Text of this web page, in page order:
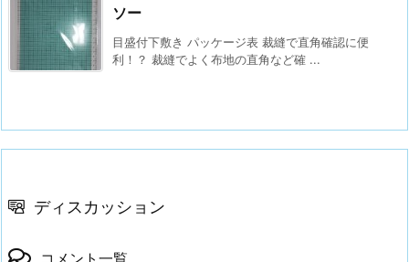
ソー
目盛付下敷き パッケージ表 裁縫で直角確認に便
利！？ 裁縫でよく布地の直角など確 ...
ディスカッション
コメント一覧